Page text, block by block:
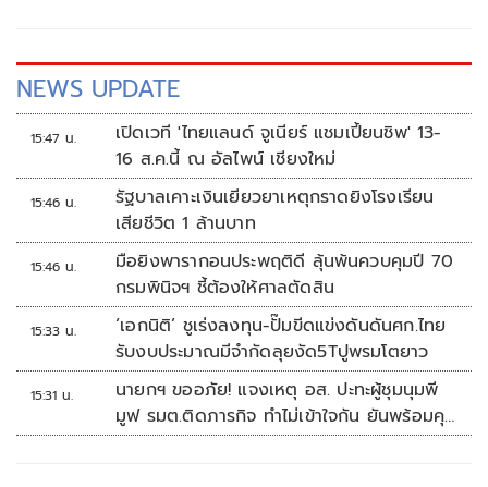
NEWS UPDATE
15:47 น.
เปิดเวที 'ไทยแลนด์ จูเนียร์ แชมเปี้ยนชิพ' 13-
16 ส.ค.นี้ ณ อัลไพน์ เชียงใหม่
15:46 น.
รัฐบาลเคาะเงินเยียวยาเหตุกราดยิงโรงเรียน
เสียชีวิต 1 ล้านบาท
15:46 น.
มือยิงพารากอนประพฤติดี ลุ้นพ้นควบคุมปี 70
กรมพินิจฯ ชี้ต้องให้ศาลตัดสิน
15:33 น.
‘เอกนิติ’ ชูเร่งลงทุน-ปั๊มขีดแข่งดันดันศก.ไทย
รับงบประมาณมีจำกัดลุยงัด5Tปูพรมโตยาว
15:31 น.
นายกฯ ขออภัย! แจงเหตุ อส. ปะทะผู้ชุมนุมพี
มูฟ รมต.ติดภารกิจ ทำไม่เข้าใจกัน ยันพร้อมคุย
หาทางออก